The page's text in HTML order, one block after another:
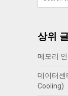
상위
메모리
데이터센
Cooling)